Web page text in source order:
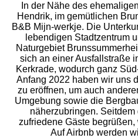
In der Nähe des
Hendrik, im gemütlichen
B&B Mijn-werkje. Die
lebendigen Stadtzentrum
Naturgebiet
sich an einer Ausfallstraße
Kerkrade, wodurch ganz
Anfang 2022 haben wir uns
zu eröffnen, um auch
Umgebung sowie die
näherzubringen.
zufriedene Gäste
Auf Airbnb werden